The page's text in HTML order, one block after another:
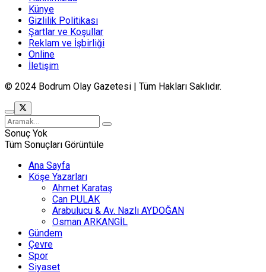
Künye
Gizlilik Politikası
Şartlar ve Koşullar
Reklam ve İşbirliği
Online
İletişim
© 2024 Bodrum Olay Gazetesi | Tüm Hakları Saklıdır.
Sonuç Yok
Tüm Sonuçları Görüntüle
Ana Sayfa
Köşe Yazarları
Ahmet Karataş
Can PULAK
Arabulucu & Av. Nazlı AYDOĞAN
Osman ARKANGİL
Gündem
Çevre
Spor
Siyaset